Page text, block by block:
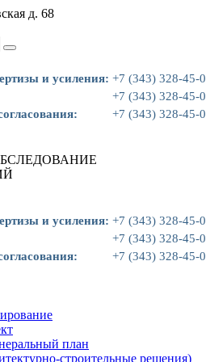
д. 68
и усиления: +7 (343) 328-45-
+7 (343) 328-45-
+7 (343) 328-45-
и усиления: +7 (343) 328-45-
+7 (343) 328-45-
+7 (343) 328-45-
план
строительные решения)